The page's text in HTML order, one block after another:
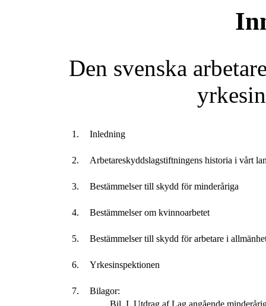
Den svenska
1. Inledning
2. Arbetareskyddslagstiftningens historia i vårt
3. Bestämmelser till skydd för minderåriga
4. Bestämmelser om kvinnoarbetet
5. Bestämmelser till skydd för arbetare i
6. Yrkesinspektionen
7.
Bilagor:
Bil. I. Utdrag af Lag angående